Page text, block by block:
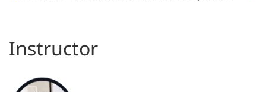
Instructor